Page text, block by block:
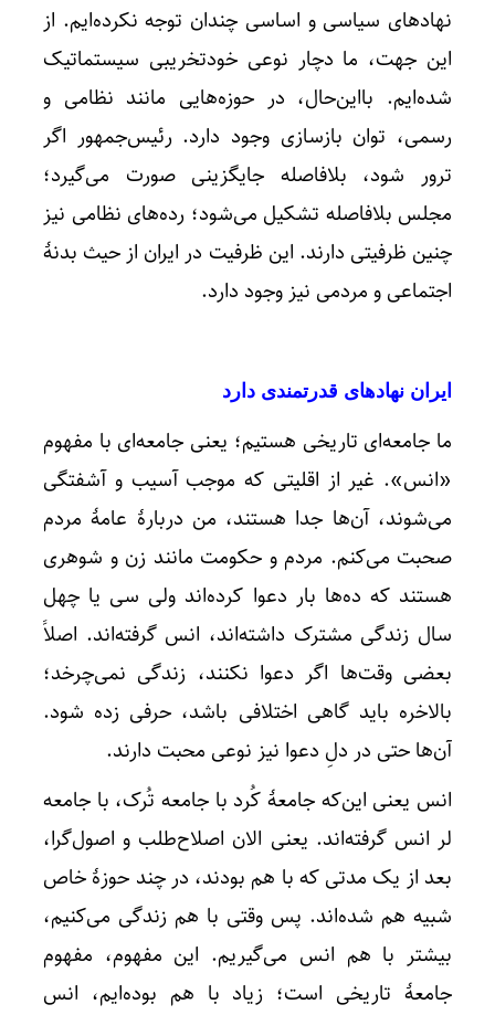
نهادهای سیاسی و اساسی چندان توجه نکرده‌ایم. از
این جهت، ما دچار نوعی خودتخریبی سیستماتیک
شده‌ایم. بااین‌حال، در حوزه‌هایی مانند نظامی و
رسمی، توان بازسازی وجود دارد. رئیس‌جمهور اگر
ترور شود، بلافاصله جایگزینی صورت می‌گیرد؛
مجلس بلافاصله تشکیل می‌شود؛ رده‌های نظامی نیز
چنین ظرفیتی دارند. این ظرفیت در ایران از حیث بدنهٔ
اجتماعی و مردمی نیز وجود دارد.
ایران نهادهای قدرتمندی دارد
ما جامعه‌ای تاریخی هستیم؛ یعنی جامعه‌ای با مفهوم
«انس». غیر از اقلیتی که موجب آسیب و آشفتگی
می‌شوند، آن‌ها جدا هستند، من دربارهٔ عامهٔ مردم
صحبت می‌کنم. مردم و حکومت مانند زن و شوهری
هستند که ده‌ها بار دعوا کرده‌اند ولی سی یا چهل
سال زندگی مشترک داشته‌اند، انس گرفته‌اند. اصلاً
بعضی وقت‌ها اگر دعوا نکنند، زندگی نمی‌چرخد؛
بالاخره باید گاهی اختلافی باشد، حرفی زده شود.
آن‌ها حتی در دلِ دعوا نیز نوعی محبت دارند.
انس یعنی این‌که جامعهٔ کُرد با جامعه تُرک، با جامعه
لر انس گرفته‌اند. یعنی الان اصلاح‌طلب و اصول‌گرا،
بعد از یک مدتی که با هم بودند، در چند حوزهٔ خاص
شبیه هم شده‌اند. پس وقتی با هم زندگی می‌کنیم،
بیشتر با هم انس می‌گیریم. این مفهوم، مفهوم
جامعهٔ تاریخی است؛ زیاد با هم بوده‌ایم، انس